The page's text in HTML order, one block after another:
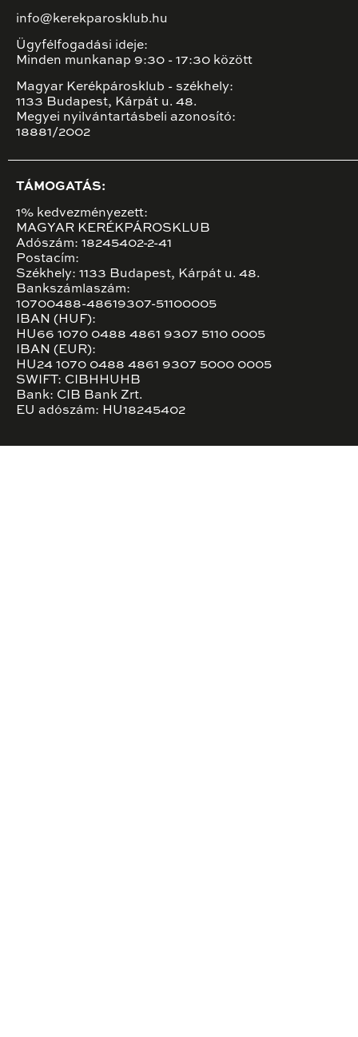
info@kerekparosklub.hu
Ügyfélfogadási ideje:
Minden munkanap 9:30 - 17:30 között
Magyar Kerékpárosklub - székhely:
1133 Budapest, Kárpát u. 48.
Megyei nyilvántartásbeli azonosító:
18881/2002
TÁMOGATÁS:
1% kedvezményezett:
MAGYAR KERÉKPÁROSKLUB
Adószám: 18245402-2-41
Postacím:
Székhely: 1133 Budapest, Kárpát u. 48.
Bankszámlaszám:
10700488-48619307-51100005
IBAN (HUF):
HU66 1070 0488 4861 9307 5110 0005
IBAN (EUR):
HU24 1070 0488 4861 9307 5000 0005
SWIFT: CIBHHUHB
Bank: CIB Bank Zrt.
EU adószám: HU18245402